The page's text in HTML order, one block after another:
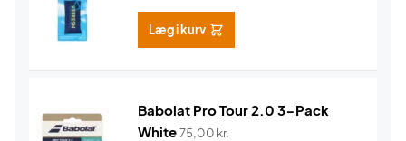
Læg i kurv
Babolat Pro Tour 2.0 3-Pack
White75,00 kr.